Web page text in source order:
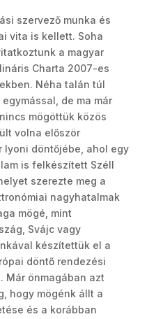
szervező munka és
vita is kellett. Soha
a magyar
Charta 2007-es
Néha talán túl
de ma már
mögöttük közös
volna először
lyoni döntőjébe, ahol egy
is felkészített Széll
szerezte meg a
nagyhatalmak
mögé, mint
Svájc vagy
készítettük el a
döntő rendezési
Már önmagában azt
hogy mögénk állt a
és a korábban